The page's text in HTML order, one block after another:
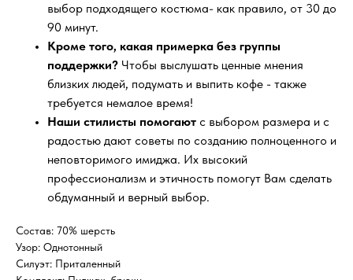
выбор подходящего костюма- как правило, от 30 до
90 минут.
Кроме того, какая примерка без группы
поддержки? Чтобы выслушать ценные мнения
близких людей, подумать и выпить кофе - также
требуется немалое время!
Наши стилисты помогают с выбором размера и с
радостью дают советы по созданию полноценного и
неповторимого имиджа. Их высокий
профессионализм и этичность помогут Вам сделать
обдуманный и верный выбор.
Состав: 70% шерсть
Узор: Однотонный
Силуэт: Приталенный